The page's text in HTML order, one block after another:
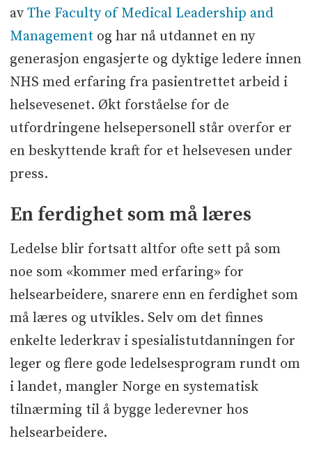
av The Faculty of Medical Leadership and
Management og har nå utdannet en ny
generasjon engasjerte og dyktige ledere innen
NHS med erfaring fra pasientrettet arbeid i
helsevesenet. Økt forståelse for de
utfordringene helsepersonell står overfor er
en beskyttende kraft for et helsevesen under
press.
En ferdighet som må læres
Ledelse blir fortsatt altfor ofte sett på som
noe som «kommer med erfaring» for
helsearbeidere, snarere enn en ferdighet som
må læres og utvikles. Selv om det finnes
enkelte lederkrav i spesialistutdanningen for
leger og flere gode ledelsesprogram rundt om
i landet, mangler Norge en systematisk
tilnærming til å bygge lederevner hos
helsearbeidere.